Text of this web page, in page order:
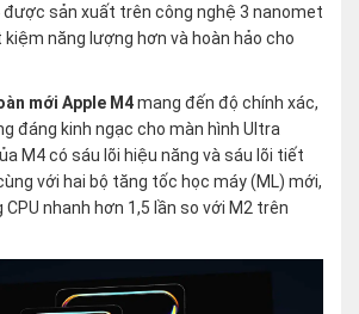
sản xuất trên công nghệ 3 nanomet
năng lượng hơn và hoàn hảo cho
mới Apple M4mang đến độ chính xác,
đáng kinh ngạc cho màn hình Ultra
M4 có sáu lõi hiệu năng và sáu lõi tiết
với hai bộ tăng tốc học máy (ML) mới,
nhanh hơn 1,5 lần so với M2 trên